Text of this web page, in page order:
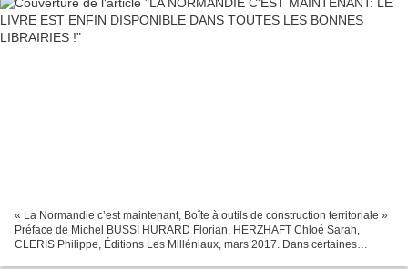
« La Normandie c’est maintenant, Boîte à outils de construction territoriale »
Préface de Michel BUSSI HURARD Florian, HERZHAFT Chloé Sarah,
CLERIS Philippe, Éditions Les Milléniaux, mars 2017. Dans certaines